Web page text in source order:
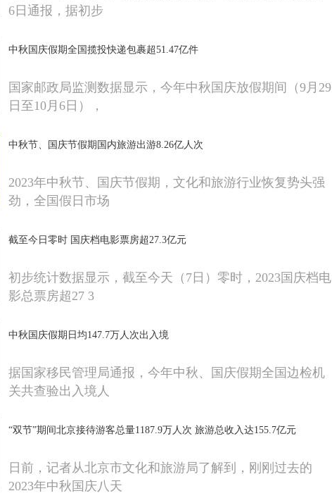
6日通报，据初步
中秋国庆假期全国揽投快递包裹超51.47亿件
国家邮政局监测数据显示，今年中秋国庆放假期间（9月29
日至10月6日），
中秋节、国庆节假期国内旅游出游8.26亿人次
2023年中秋节、国庆节假期，文化和旅游行业恢复势头强
劲，全国假日市场
截至今日零时 国庆档电影票房超27.3亿元
初步统计数据显示，截至今天（7日）零时，2023国庆档电
影总票房超27 3
中秋国庆假期日均147.7万人次出入境
据国家移民管理局通报，今年中秋、国庆假期全国边检机
关共查验出入境人
“双节”期间北京接待游客总量1187.9万人次 旅游总收入达155.7亿元
日前，记者从北京市文化和旅游局了解到，刚刚过去的
2023年中秋国庆八天